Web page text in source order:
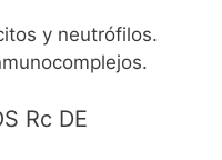
y neutrófilos.
Rc DE